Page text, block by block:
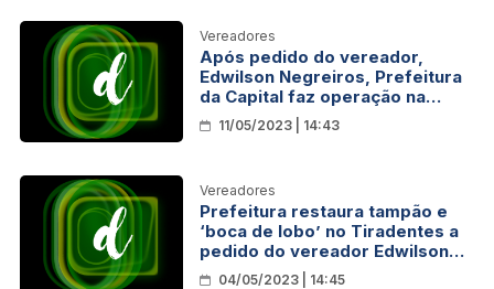
Vereadores
Após pedido do vereador,
Edwilson Negreiros, Prefeitura
da Capital faz operação na
Caúla
11/05/2023 | 14:43
Vereadores
Prefeitura restaura tampão e
‘boca de lobo’ no Tiradentes a
pedido do vereador Edwilson
Negreiros
04/05/2023 | 14:45